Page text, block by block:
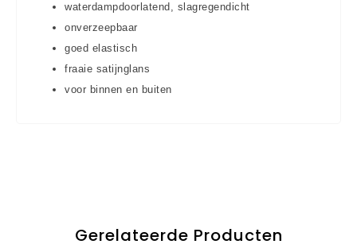
waterdampdoorlatend, slagregendicht
onverzeepbaar
goed elastisch
fraaie satijnglans
voor binnen en buiten
Gerelateerde Producten